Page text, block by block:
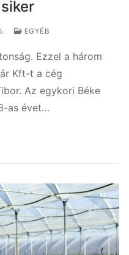
EGYÉB
Ezzel a három
Kft-t a cég
Az egykori Béke
as évet…